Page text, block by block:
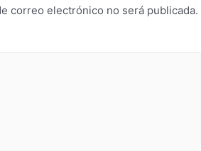
correo electrónico no será publicada.